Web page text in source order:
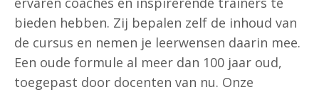
bieden hebben. Zij bepalen zelf de inhoud van
de cursus en nemen je leerwensen daarin mee.
Een oude formule al meer dan 100 jaar oud,
toegepast door docenten van nu. Onze